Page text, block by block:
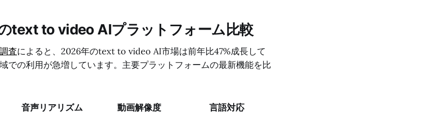
text to video AIプラットフォーム比較
調査によると、2026年のtext to video AI市場は前年比47%成長して
での利用が急増しています。主要プラットフォームの最新機能を比
音声リアリズム 動画解像度
言語対応